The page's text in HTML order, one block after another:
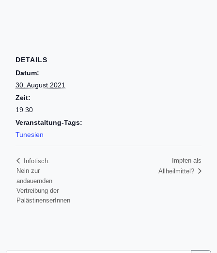
DETAILS
Datum:
30. August 2021
Zeit:
19:30
Veranstaltung-Tags:
Tunesien
Infotisch:
Nein zur
andauernden
Vertreibung der
PalästinenserInnen
Impfen als
Allheilmittel?